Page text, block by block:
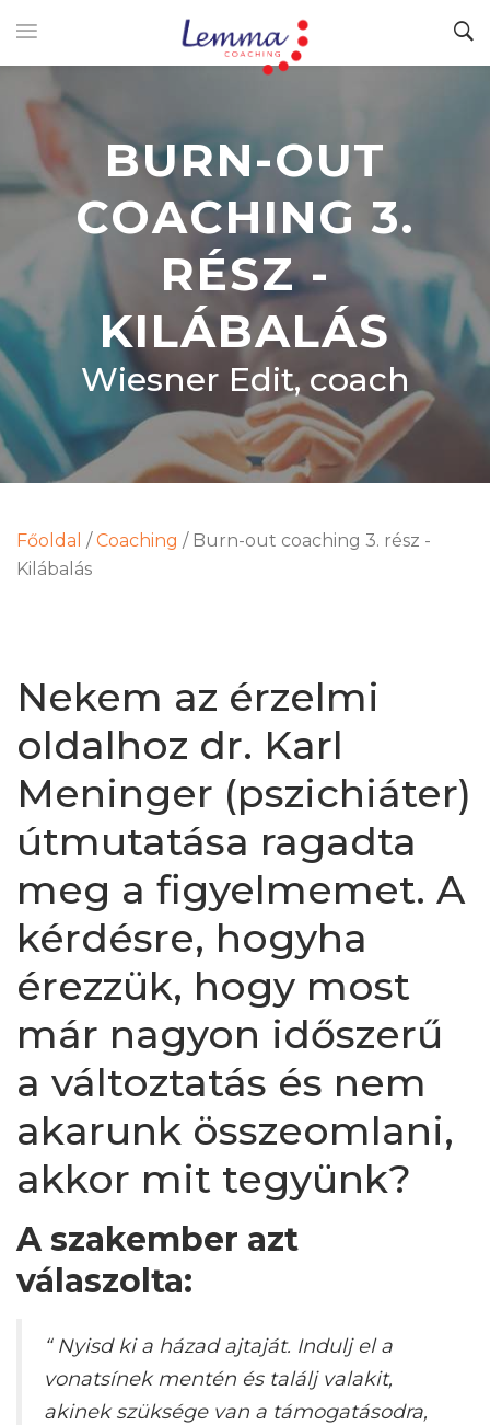
BURN-OUT
COACHING 3.
RÉSZ -
KILÁBALÁS
Wiesner Edit, coach
Főoldal / Coaching / Burn-out coaching 3. rész -
Kilábalás
Nekem az érzelmi
oldalhoz dr. Karl
Meninger (pszichiáter)
útmutatása ragadta
meg a figyelmemet. A
kérdésre, hogyha
érezzük, hogy most
már nagyon időszerű
a változtatás és nem
akarunk összeomlani,
akkor mit tegyünk?
A szakember azt
válaszolta:
“ Nyisd ki a házad ajtaját. Indulj el a
vonatsínek mentén és találj valakit,
akinek szüksége van a támogatásodra,